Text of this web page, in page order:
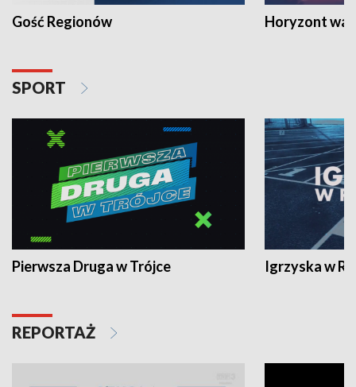
Gość Regionów Horyzont
SPORT
Pierwsza Druga w Trójce Igrzyska w
REPORTAŻ